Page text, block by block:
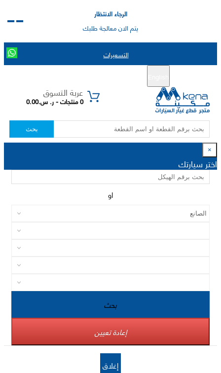
الرجاء الانتظار
يتم الان معالجة طلبك
التسعيرات
عربة التسوق
0 منتجات - ر. س.0.00
بحث
×
اختر سيارتك
او
بحث
إعادة تعيين
إغلاق